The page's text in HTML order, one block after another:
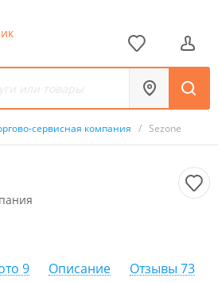
сервисная компания / Sezone
9 Описание Отзывы 73